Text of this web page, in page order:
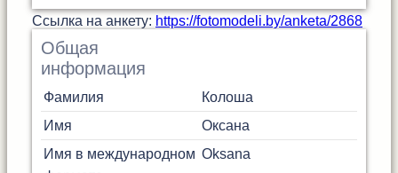
Cсылка на анкету: https://fotomodeli.by/anketa/2868
Общая
информация
Фамилия
Колоша
Имя
Оксана
Имя в международном Oksana